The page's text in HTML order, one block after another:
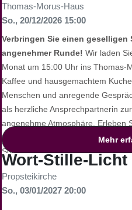
Foto: Günther Wertz
Lichtern.
Finden Sie Ruhe und inneren
die kommende Woche.
Eine Veranstaltung des
Thomas-Morus-Haus
So., 20/12/2026 15:00
Verbringen Sie einen
angenehmer Runde! Wir laden
Monat um 15:00 Uhr ins Thomas-
Kaffee und hausgemachtem
Menschen und anregende
als herzliche Ansprechpartnerin
angenehme Atmosphäre. Erleben
und Verbundenheit. Diese
Sonntagnachmittag in
uns auf Ihren Besuch und einen
Mehr
Wort-Stille-Licht
Propsteikirche
So., 03/01/2027 20:00